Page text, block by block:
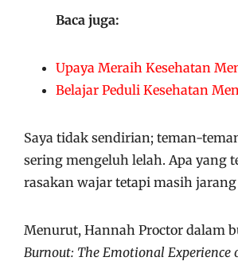
Baca juga:
Upaya Meraih Kesehatan
Belajar Peduli Kesehatan
Saya tidak sendirian; teman-
sering mengeluh lelah. Apa yang
rasakan wajar tetapi masih
Menurut, Hannah Proctor dalam
Burnout: The Emotional Experience